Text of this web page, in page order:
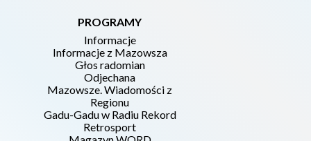
PROGRAMY
Informacje
Informacje z Mazowsza
Głos radomian
Odjechana
Mazowsze. Wiadomości z
Regionu
Gadu-Gadu w Radiu Rekord
Retrosport